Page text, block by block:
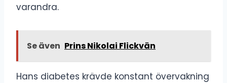
varandra.
Se även Prins Nikolai Flickvän
Hans diabetes krävde konstant övervakning